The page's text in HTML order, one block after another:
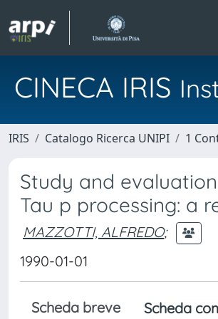
CINECA IRIS
IRIS Catalogo Ricerca UNIPI 1
Study and
Tau p processing: a
MAZZOTTI, ALFREDO;
1990-01-01
Scheda breve Scheda